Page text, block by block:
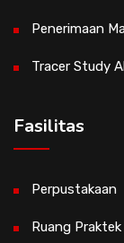
Penerimaan
Tracer Study
Fasilitas
Perpustakaan
Ruang